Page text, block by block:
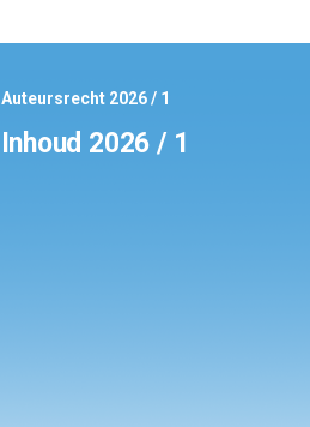
Auteursrecht 2026 / 1
Inhoud 2026 / 1